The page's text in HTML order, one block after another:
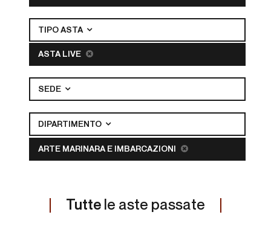
TIPO ASTA
ASTA LIVE
SEDE
DIPARTIMENTO
ARTE MARINARA E IMBARCAZIONI
Tutte le aste passate